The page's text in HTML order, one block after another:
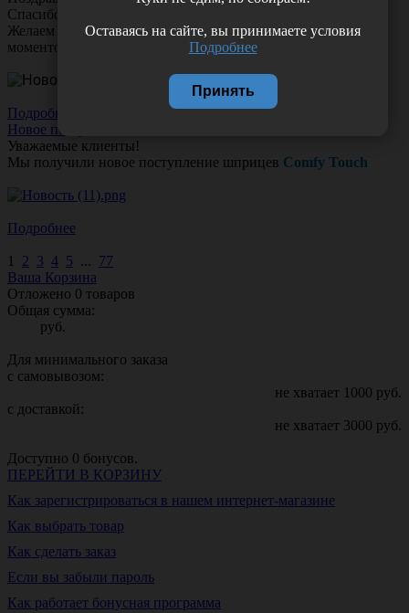
Спасибо за ваш труд, заботу и тепло!
Желаем вам любви, здоровья и множество счастливых
моментов!
Подробнее
Новое поступление!
Уважаемые клиенты!
Мы получили новое поступление шприцев Comfy Touch
Подробнее
1 2 3 4 5 ... 77
Ваша Корзина
Отложено 0 товаров
Общая сумма:
руб.
Для минимального заказа
с самовывозом:
не хватает 1000 руб.
с доставкой:
не хватает 3000 руб.
Доступно 0 бонусов.
ПЕРЕЙТИ В КОРЗИНУ
Как зарегистрироваться в нашем интернет-магазине
Как выбрать товар
Как сделать заказ
Если вы забыли пароль
Как работает бонусная программа
Оставаясь на сайте, вы принимаете условия
Подробнее
Принять